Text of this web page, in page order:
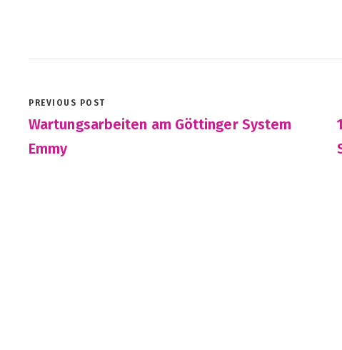
PREVIOUS POST
Wartungsarbeiten am Göttinger System
Emmy